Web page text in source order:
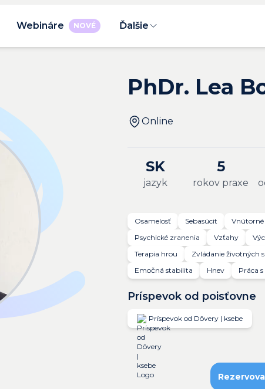
Webináre NOVÉ Ďalšie
PhDr. Lea
Online
SK
jazyk
5
rokov praxe
Osamelosť Sebasúcit
Psychické zranenia
Vzťahy
Terapia hrou
Zvládanie životných
Emočná stabilita
Hnev Práca
Príspevok od poisťovne
Príspevok od Dôvery | ksebe